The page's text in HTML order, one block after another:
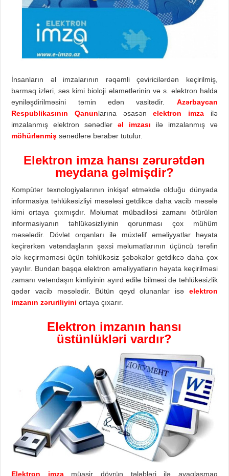
İnsanların əl imzalarının rəqəmli çeviricilərdən keçirilmiş,
barmaq izləri, səs kimi bioloji əlamətlərinin və s. elektron halda
eyniləşdirilməsini təmin edən vasitədir. Azərbaycan
Respublikasının
Qanunlarına əsasənelektron imza ilə
imzalanmış elektron sənədlərəl imzası ilə imzalanmış və
möhürlənmiş sənədlərə bərabər tutulur.
Elektron imzahansı zərurətdən
meydana gəlmişdir?
Kompüter texnologiyalarının inkişaf etməkdə olduğu dünyada
informasiya təhlükəsizliyi məsələsi getdikcə daha vacib məsələ
kimi ortaya çıxmışdır. Məlumat mübadiləsi zamanı ötürülən
informasiyanın təhlükəsizliyinin qorunması çox mühüm
məsələdir. Dövlət orqanları ilə müxtəlif əməliyyatlar həyata
keçirərkən vətəndaşların şəxsi məlumatlarının üçüncü tərəfin
ələ keçirməməsi üçün təhlükəsiz şəbəkələr getdikcə daha çox
yayılır. Bundan başqa elektron əməliyyatların həyata keçirilməsi
zamanı vətəndaşın kimliyinin ayırd edilə bilməsi də təhlükəsizlik
qədər vacib məsələdir. Bütün qeyd olunanlar isə elektron
imzanın zəruriliyini ortaya çıxarır.
Elektron imzanın hansı
üstünlükləri vardır?
Elektron imzamüasir dövrün tələbləri ilə ayaqlaşmaq